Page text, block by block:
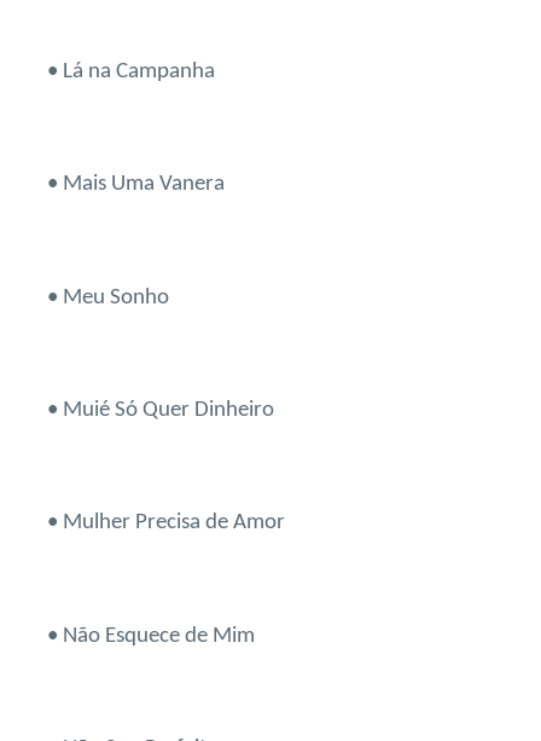
• Lá na Campanha
• Mais Uma Vanera
• Meu Sonho
• Muié Só Quer Dinheiro
• Mulher Precisa de Amor
• Não Esquece de Mim